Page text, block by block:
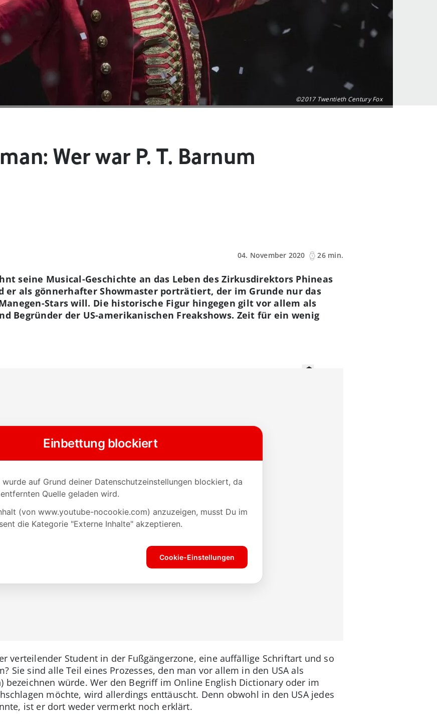
©2017 Twentieth Century Fox
Wer war P. T. Barnum
04. November 2020
26 min.
seine Musical-Geschichte an das Leben des Zirkusdirektors Phineas
er als gönnerhafter Showmaster porträtiert, der im Grunde nur das
Stars will. Die historische Figur hingegen gilt vor allem als
Begründer der US-amerikanischen Freakshows. Zeit für ein wenig
verteilender Student in der Fußgängerzone, eine auffällige Schriftart und so
Sie sind alle Teil eines Prozesses, den man vor allem in den USA als
bezeichnen würde. Wer den Begriff im Online English Dictionary oder im
möchte, wird allerdings enttäuscht. Denn obwohl in den USA jedes
ist er dort weder vermerkt noch erklärt.